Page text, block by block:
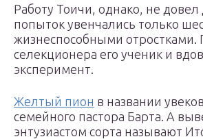
Работу Тоичи, однако, не довел
попыток увенчались только
жизнеспособными отростками.
селекционера его ученик и
эксперимент.
Желтый пион в названии
семейного пастора Барта. А
энтузиастом сорта называют